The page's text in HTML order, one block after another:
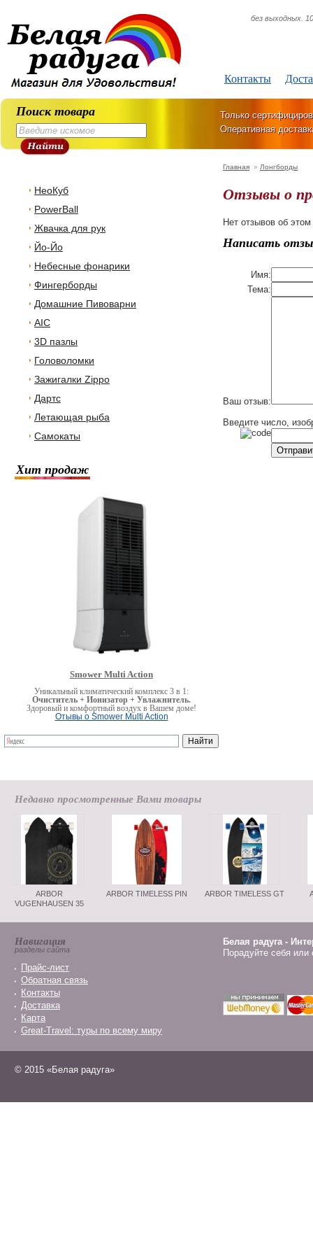
Контакты
без выходных.
Поиск товара
Только
Оперативная
НеоКуб
PowerBall
Жвачка для рук
Йо-Йо
Небесные фонарики
Фингерборды
Домашние Пивоварни
AIC
3D пазлы
Головоломки
Зажигалки Zippo
Дартс
Летающая рыба
Самокаты
Хит продаж
Smower Multi Action
Уникальный климатический комплекс 3 в 1:
Очиститель + Ионизатор + Увлажнитель.
Здоровый и комфортный воздух в Вашем доме!
Отывы о Smower Multi Action
Главная » Лонгборды
Отзывы о
Нет отзывов об этом
Написать
Имя:
Тема:
Ваш отзыв:
Введите число,
Недавно просмотренные Вами товары
ARBOR
VUGENHAUSEN 35
ARBOR TIMELESS PIN ARBOR TIMELESS GT
Навигация
разделы сайта
Прайс-лист
Обратная связь
Контакты
Доставка
Карта
Great-Travel: туры по всему миру
Белая радуга -
Порадуйте себя
© 2015 «Белая радуга»